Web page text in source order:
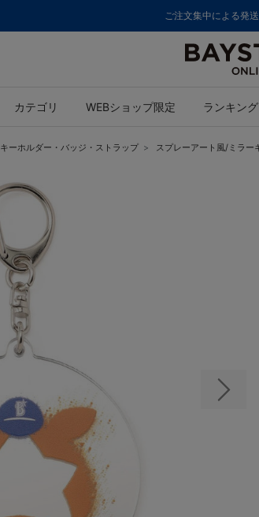
ご注文集中による発
カテゴリ WEBショップ限定 ランキング
キーホルダー・バッジ・ストラップ スプレーアート風/ミラー
次の画像